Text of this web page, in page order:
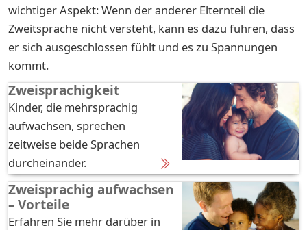
wichtiger Aspekt: Wenn der anderer Elternteil die
Zweitsprache nicht versteht, kann es dazu führen, dass
er sich ausgeschlossen fühlt und es zu Spannungen
kommt.
Zweisprachigkeit
Kinder, die mehrsprachig
aufwachsen, sprechen
zeitweise beide Sprachen
durcheinander.
Zweisprachig aufwachsen
– Vorteile
Erfahren Sie mehr darüber in